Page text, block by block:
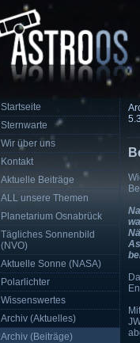
Startseite
Sternwarte
Wir über uns
Kontakt
Aktuelle Beiträge
ALL unsere Themen
Planetarium Osnabrück
Tägliches Sonnenbild
(NVO)
Aktuelle Sonne (NASA)
Polarlichter
Wissenswertes
Archiv (Aktuelles)
Archiv (Beiträge)